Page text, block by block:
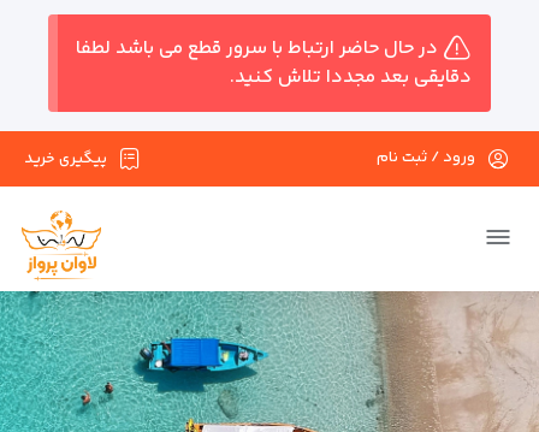
در حال حاضر ارتباط با سرور قطع می باشد لطفا
دقایقی بعد مجددا تلاش کنید.
پیگیری خرید ورود / ثبت نام